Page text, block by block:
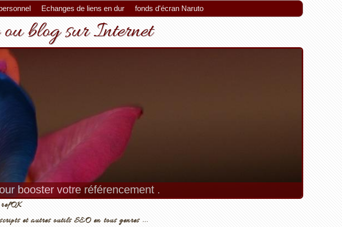
Echanges de liens en dur fonds d'écran Naruto
ou blog sur Internet
booster votre référencement .
refOK
et autres outils SEO en tous genres ...